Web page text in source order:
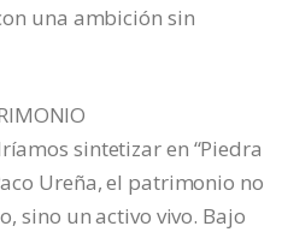
una ambición sin
sintetizar en “Piedra
Ureña, el patrimonio no
sino un activo vivo. Bajo